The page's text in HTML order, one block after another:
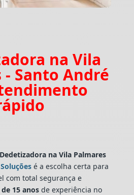
na Vila
- Santo André
Dedetizadora na Vila Palmares
é a escolha certa para
com total segurança e
15 anosde experiência no